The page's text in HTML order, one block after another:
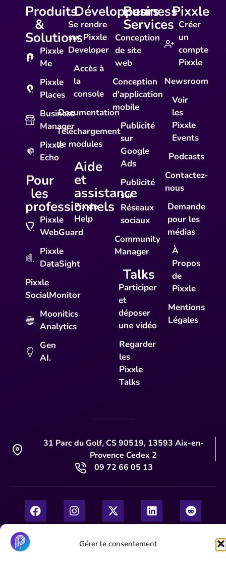
Gérer le consentement
Produits
&
Solutions
Pixxle
Me
Pixxle
Places
Business
Manager
Pixxle
Echo
Pour
les
professionnels
Pixxle
WebGuard
Pixxle
DataSight
Pixxle
SocialMonitor
Moonitics
Analytics
Gen
AI.
Développeurs
Se rendre
sur Pixxle
Developer
Accès à
la
console
Documentation
Téléchargement
de modules
Aide
et
assistance
Pixxle
Help
Business
Services
Conception
de site
web
Conception
d'application
mobile
Publicité
sur
Google
Ads
Publicité
sur
Réseaux
sociaux
Community
Manager
Talks
Participer
et
déposer
une vidéo
Regarder
les
Pixxle
Talks
Pixxle
Créer
un
compte
Pixxle
Newsroom
Voir
les
Pixxle
Events
Podcasts
Contactez-
nous
Demande
pour les
médias
À
Propos
de
Pixxle
Mentions
Légales
31 Parc du Golf, CS 90519, 13593 Aix-en-
Provence Cedex 2
09 72 66 05 13